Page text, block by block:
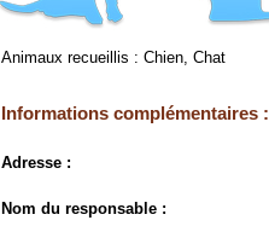
Animaux recueillis : Chien, Chat
Informations complémentaires :
Adresse :
Nom du responsable :